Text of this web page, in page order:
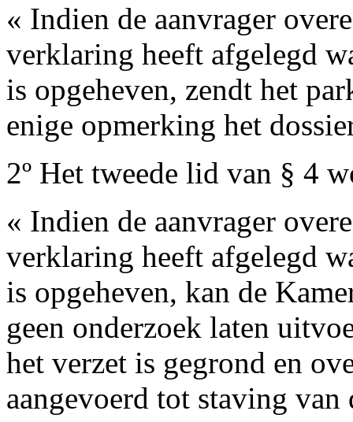
« Indien de aanvrager
verklaring heeft afgelegd
is opgeheven, zendt het
enige opmerking het
2º Het tweede lid van § 4
« Indien de aanvrager
verklaring heeft afgelegd
is opgeheven, kan de
geen onderzoek laten
het verzet is gegrond en
aangevoerd tot staving van